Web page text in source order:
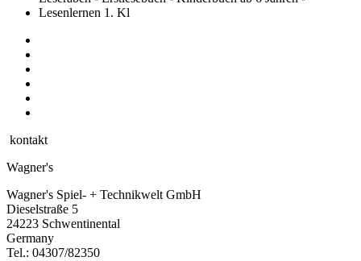
kontakt
Wagner's
Wagner's Spiel- + Technikwelt GmbH
Dieselstraße 5
24223 Schwentinental
Germany
Tel.: 04307/82350